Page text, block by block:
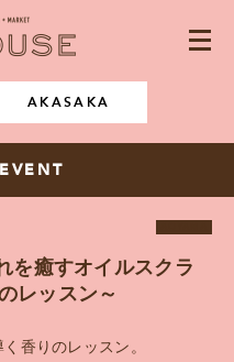
AKASAKA
を癒すオイルスクラ
レッスン～
香りのレッスン。